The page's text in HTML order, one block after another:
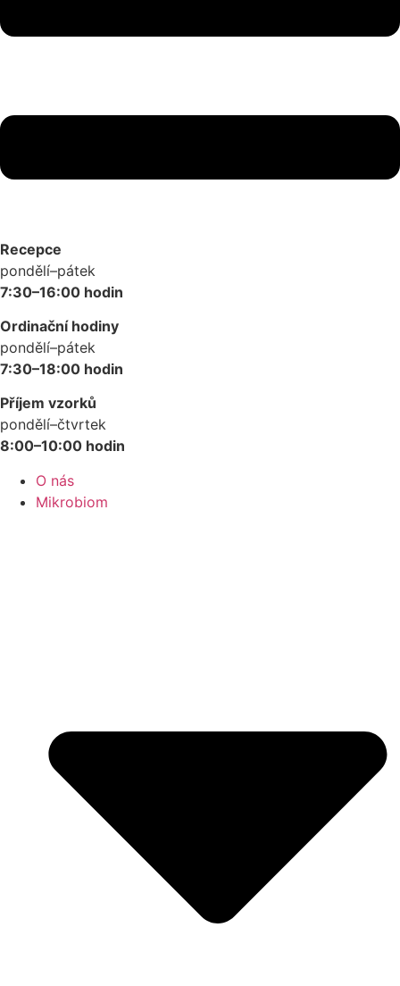
Recepce
pondělí–pátek
7:30–16:00 hodin
Ordinační hodiny
pondělí–pátek
7:30–18:00 hodin
Příjem vzorků
pondělí–čtvrtek
8:00–10:00 hodin
O nás
Mikrobiom